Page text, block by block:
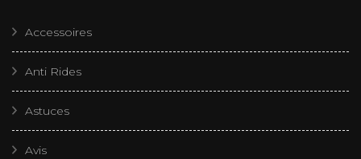
Accessoires
Anti Rides
Astuces
Avis